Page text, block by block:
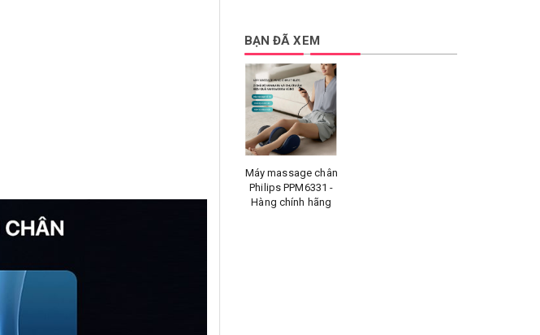
BẠN ĐÃ XEM
Máy massage chân
Philips PPM6331 -
Hàng chính hãng